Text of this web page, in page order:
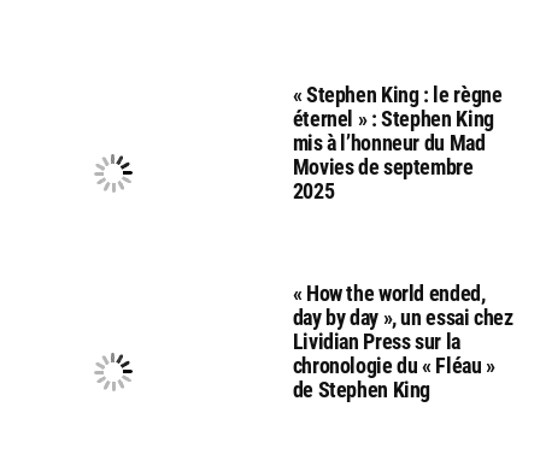
« Stephen King : le règne
éternel » : Stephen King
mis à l’honneur du Mad
Movies de septembre
2025
« How the world ended,
day by day », un essai chez
Lividian Press sur la
chronologie du « Fléau »
de Stephen King